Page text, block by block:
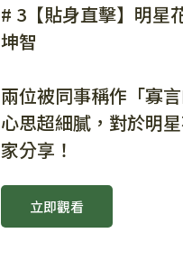
# 3【貼身直擊】明星
坤智
兩位被同事稱作「寡
心思超細膩，對於明
家分享！
立即觀看